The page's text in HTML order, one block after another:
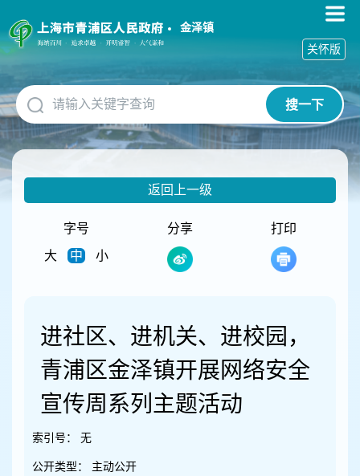
障
碍
作
说
明
跳
到
网
金泽镇
搜一下
关怀版
返回上一级
字号
大
中 小
分享 打印
进社区、进机关、进校园，
青浦区金泽镇开展网络安全
宣传周系列主题活动
索引号： 无
公开类型： 主动公开